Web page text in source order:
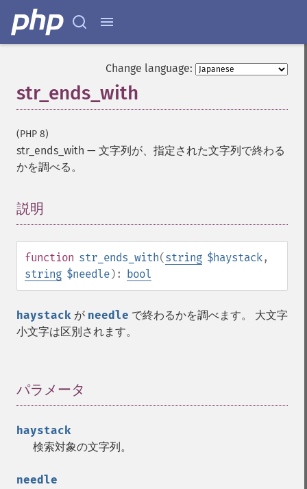
Change language:
str_ends_with
(PHP 8)
str_ends_with — 文字列が、指定された文字列で終わる
かを調べる。
説明
function str_ends_with(string $haystack,
string $needle): bool
haystack が needle で終わるかを調べます。 大文字
小文字は区別されます。
パラメータ
haystack
検索対象の文字列。
needle